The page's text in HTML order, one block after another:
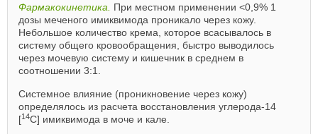
Фармакокинетика.
При местном применении <0,9% 1
дозы меченого имиквимода проникало через кожу.
Небольшое количество крема, которое всасывалось в
систему общего кровообращения, быстро выводилось
через мочевую систему и кишечник в среднем в
соотношении 3:1.
Системное влияние (проникновение через кожу)
определялось из расчета восстановления углерода-14
[14С] имиквимода в моче и кале.